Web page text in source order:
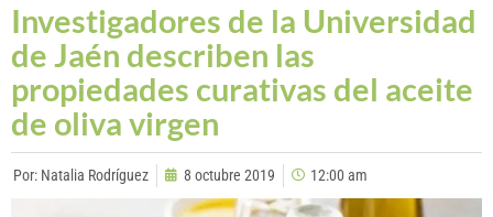
Investigadores de la Universidad
de Jaén describen las
propiedades curativas del aceite
de oliva virgen
Por: Natalia Rodríguez 8 octubre 2019 12:00 am